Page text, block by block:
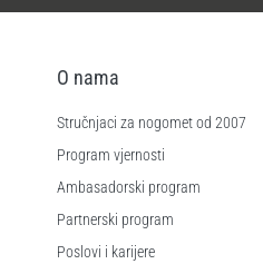
O nama
Stručnjaci za nogomet od 2007
Program vjernosti
Ambasadorski program
Partnerski program
Poslovi i karijere